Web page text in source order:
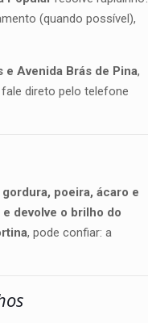
(quando possível),
e Avenida Brás de Pina,
direto pelo telefone
poeira, ácaro e
devolve o brilho do
, pode confiar: a